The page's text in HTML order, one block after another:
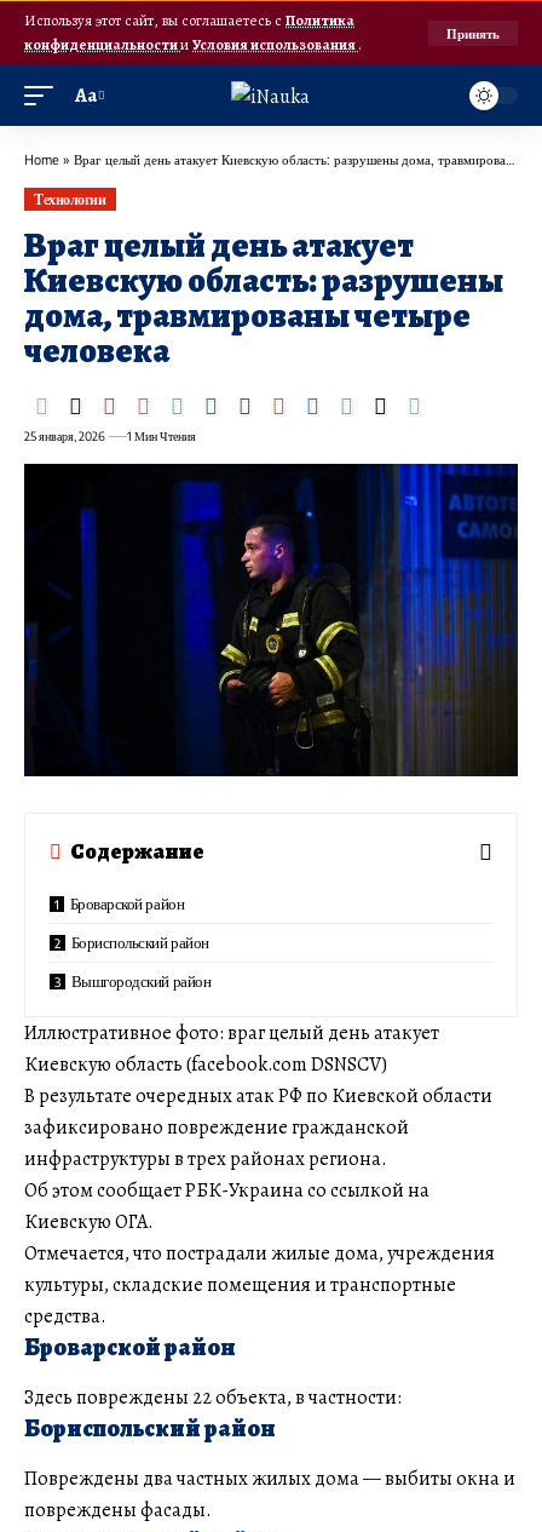
Используя этот сайт, вы соглашаетесь с Политика
конфиденциальностииУсловия использования.
Принять
Аа
Home » Враг целый день атакует Киевскую область: разрушены дома, травмированы четыре человека
Технологии
Враг целый день атакует
Киевскую область: разрушены
дома, травмированы четыре
человека
25 января, 2026 1 Мин Чтения
Содержание
Броварской район
Бориспольский район
Вышгородский район
Иллюстративное фото: враг целый день атакует
Киевскую область (facebook.com DSNSCV)
В результате очередных атак РФ по Киевской области
зафиксировано повреждение гражданской
инфраструктуры в трех районах региона.
Об этом сообщает РБК-Украина со ссылкой на
Киевскую ОГА.
Отмечается, что пострадали жилые дома, учреждения
культуры, складские помещения и транспортные
средства.
Броварской район
Здесь повреждены 22 объекта, в частности:
Бориспольский район
Повреждены два частных жилых дома — выбиты окна и
повреждены фасады.